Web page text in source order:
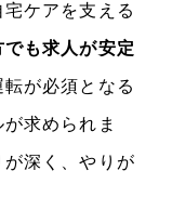
ケアを支える
も求人が安定
が必須となる
求められま
深く、やりが